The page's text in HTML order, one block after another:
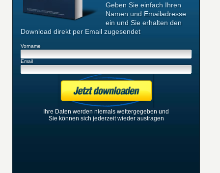
Geben Sie einfach Ihren
Namen und Emailadresse
ein und Sie erhalten den
Download direkt per Email zugesendet
Vorname
Email
Ihre Daten werden niemals weitergegeben und
Sie können sich jederzeit wieder austragen